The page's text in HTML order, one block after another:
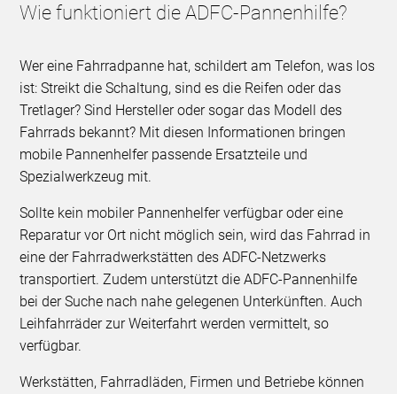
Wie funktioniert die ADFC-Pannenhilfe?
Wer eine Fahrradpanne hat, schildert am Telefon, was los
ist: Streikt die Schaltung, sind es die Reifen oder das
Tretlager? Sind Hersteller oder sogar das Modell des
Fahrrads bekannt? Mit diesen Informationen bringen
mobile Pannenhelfer passende Ersatzteile und
Spezialwerkzeug mit.
Sollte kein mobiler Pannenhelfer verfügbar oder eine
Reparatur vor Ort nicht möglich sein, wird das Fahrrad in
eine der Fahrradwerkstätten des ADFC-Netzwerks
transportiert. Zudem unterstützt die ADFC-Pannenhilfe
bei der Suche nach nahe gelegenen Unterkünften. Auch
Leihfahrräder zur Weiterfahrt werden vermittelt, so
verfügbar.
Werkstätten, Fahrradläden, Firmen und Betriebe können